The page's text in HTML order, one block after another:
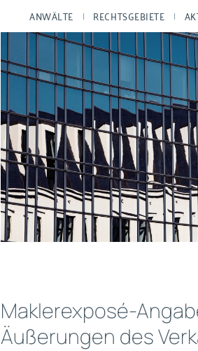
ANWÄLTE RECHTSGEBIETE
Maklerexposé-
Äußerungen des